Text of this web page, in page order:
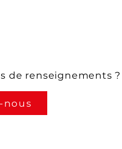
de renseignements ?
nous